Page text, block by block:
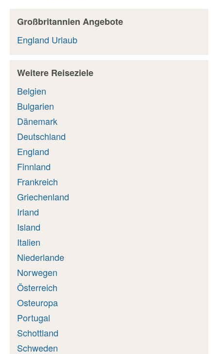
Großbritannien Angebote
England Urlaub
Weitere Reiseziele
Belgien
Bulgarien
Dänemark
Deutschland
England
Finnland
Frankreich
Griechenland
Irland
Island
Italien
Niederlande
Norwegen
Österreich
Osteuropa
Portugal
Schottland
Schweden